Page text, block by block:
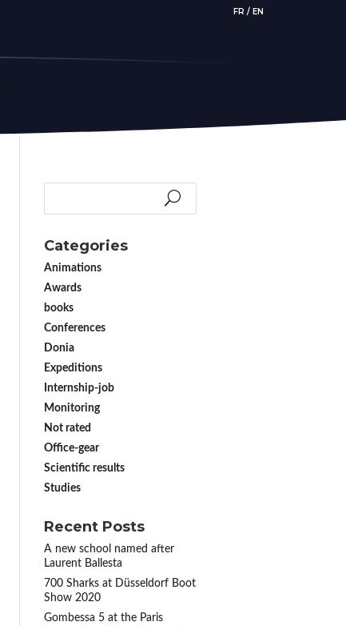
FR / EN
Categories
Animations
Awards
books
Conferences
Donia
Expeditions
Internship-job
Monitoring
Not rated
Office-gear
Scientific results
Studies
Recent Posts
A new school named after
Laurent Ballesta
700 Sharks at Düsseldorf Boot
Show 2020
Gombessa 5 at the Paris